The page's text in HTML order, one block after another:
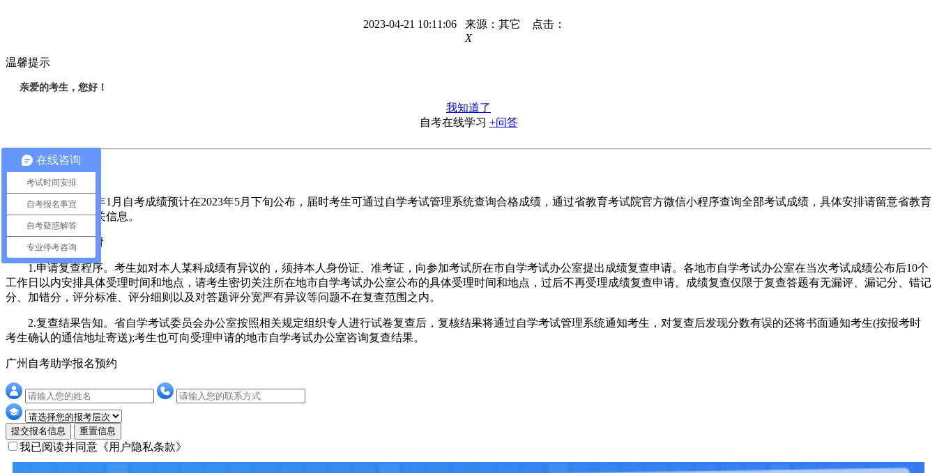
2023-04-21 10:11:06 来源：其它 点击：
X
温馨提示
亲爱的考生，您好！
我知道了
自考在线学习 +问答
1.成绩公布
广东广州2023年1月自考成绩预计在2023年5月下旬公布，届时考生可通过自学考试管理系统查询合格成绩，通过省教育考试院官方微信小程序查询全部考试成绩，具体安排请留意省教育
考试院官方网站相关信息。
2.成绩复查申请
1.申请复查程序。考生如对本人某科成绩有异议的，须持本人身份证、准考证，向参加考试所在市自学考试办公室提出成绩复查申请。各地市自学考试办公室在当次考试成绩公布后10个
工作日以内安排具体受理时间和地点，请考生密切关注所在地市自学考试办公室公布的具体受理时间和地点，过后不再受理成绩复查申请。成绩复查仅限于复查答题有无漏评、漏记分、错记
分、加错分，评分标准、评分细则以及对答题评分宽严有异议等问题不在复查范围之内。
2.复查结果告知。省自学考试委员会办公室按照相关规定组织专人进行试卷复查后，复核结果将通过自学考试管理系统通知考生，对复查后发现分数有误的还将书面通知考生(按报考时
考生确认的通信地址寄送);考生也可向受理申请的地市自学考试办公室咨询复查结果。
广州自考助学报名预约
提交报名信息 重置信息
我已阅读并同意 《用户隐私条款》
在线咨询
考试时间安排
自考报名事宜
自考疑惑解答
专业停考咨询